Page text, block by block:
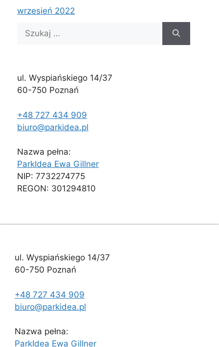
wrzesień 2022
ul. Wyspiańskiego 14/37
60-750 Poznań
+48 727 434 909
biuro@parkidea.pl
Nazwa pełna:
ParkIdea Ewa Gillner
NIP: 7732274775
REGON: 301294810
ul. Wyspiańskiego 14/37
60-750 Poznań
+48 727 434 909
biuro@parkidea.pl
Nazwa pełna:
ParkIdea Ewa Gillner